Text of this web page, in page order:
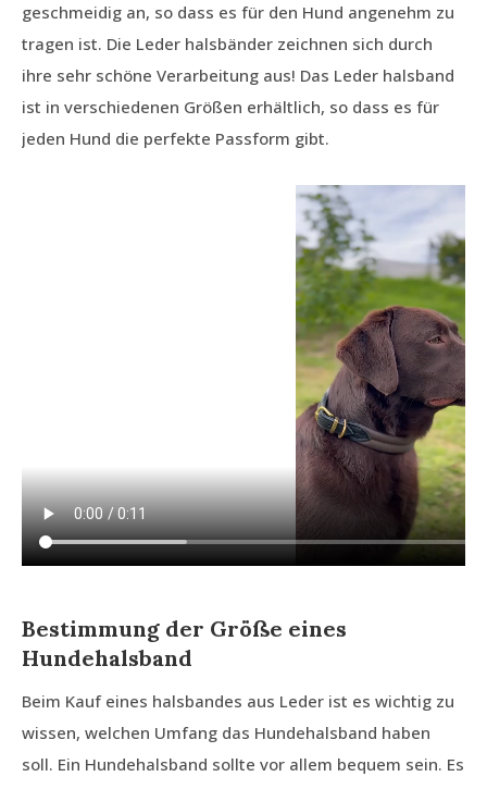
geschmeidig an, so dass es für den Hund angenehm zu
tragen ist. Die Leder halsbänder zeichnen sich durch
ihre sehr schöne Verarbeitung aus! Das Leder halsband
ist in verschiedenen Größen erhältlich, so dass es für
jeden Hund die perfekte Passform gibt.
Bestimmung der Größe eines
Hundehalsband
Beim Kauf eines halsbandes aus Leder ist es wichtig zu
wissen, welchen Umfang das Hundehalsband haben
soll. Ein Hundehalsband sollte vor allem bequem sein. Es